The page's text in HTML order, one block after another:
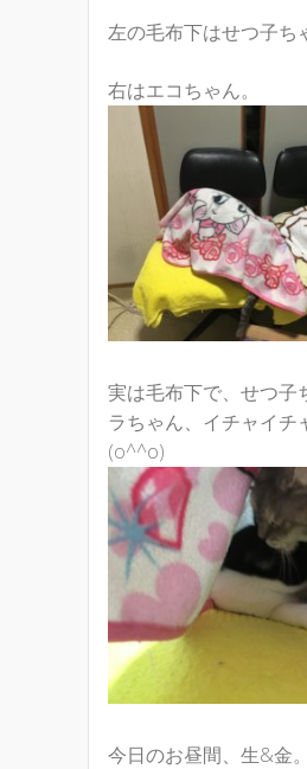
左の毛布下はせつ子ち
右はエコちゃん。
実は毛布下で、せつ子
ラちゃん、イチャイチ
(o^^o)
今日のお昼間、生&金。